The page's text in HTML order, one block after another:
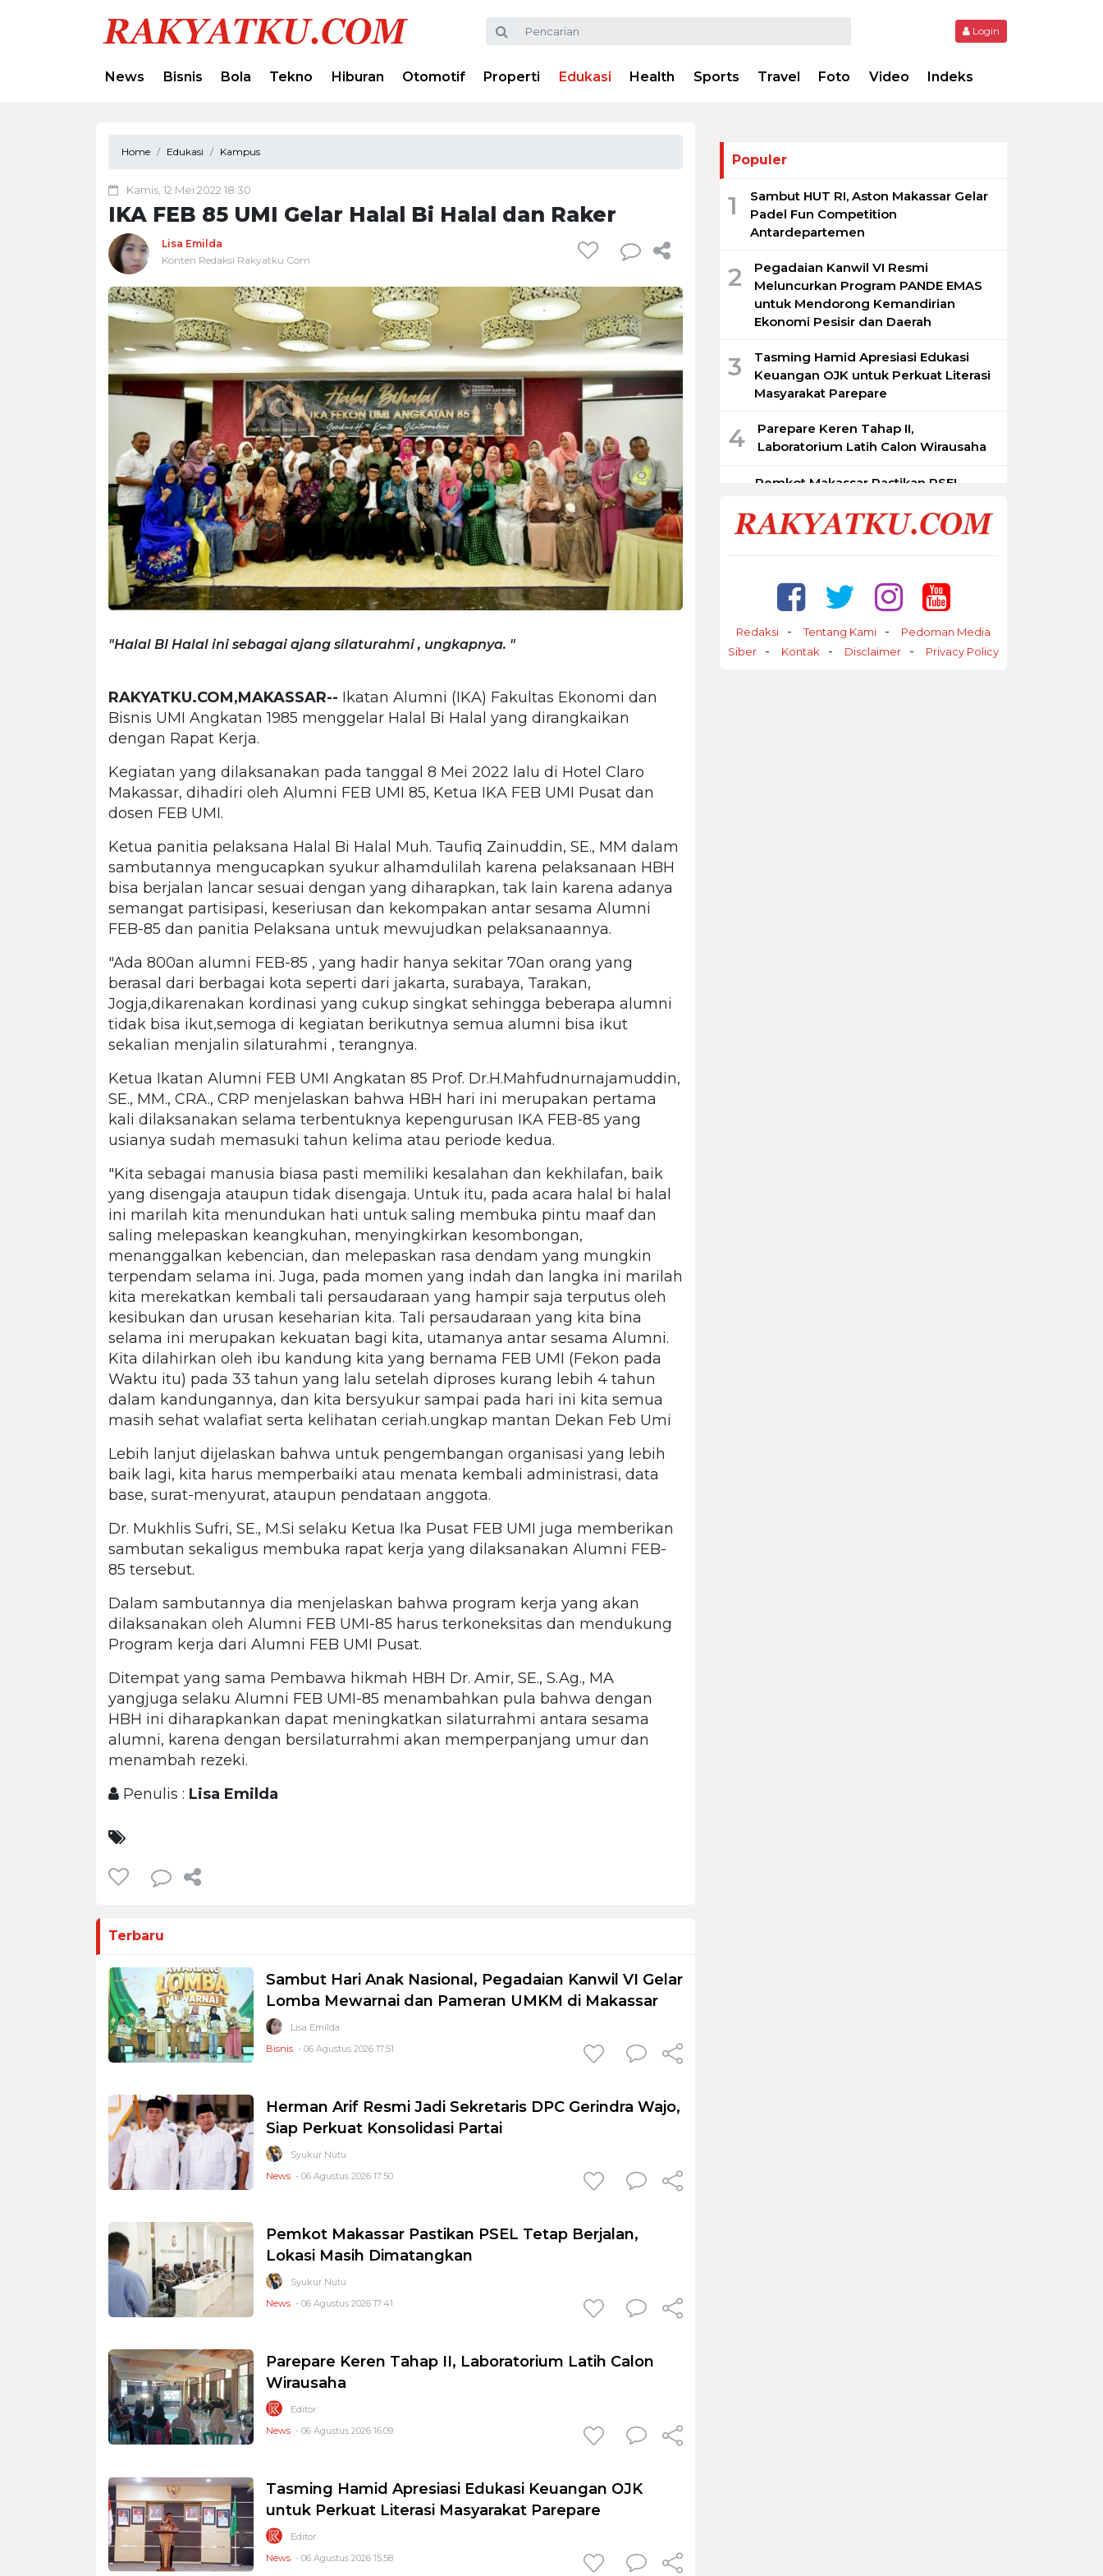
Login
News Bisnis Bola Tekno Hiburan Otomotif Properti Edukasi Health Sports Travel Foto Video Indeks
Home Edukasi Kampus
Kamis, 12 Mei 2022 18:30
IKA FEB 85 UMI Gelar Halal Bi Halal dan Raker
Lisa Emilda
Konten Redaksi Rakyatku.Com
"Halal BI Halal ini sebagai ajang silaturahmi , ungkapnya. "
RAKYATKU.COM,MAKASSAR-- Ikatan Alumni (IKA) Fakultas Ekonomi dan
Bisnis UMI Angkatan 1985 menggelar Halal Bi Halal yang dirangkaikan
dengan Rapat Kerja.
Kegiatan yang dilaksanakan pada tanggal 8 Mei 2022 lalu di Hotel Claro
Makassar, dihadiri oleh Alumni FEB UMI 85, Ketua IKA FEB UMI Pusat dan
dosen FEB UMI.
Ketua panitia pelaksana Halal Bi Halal Muh. Taufiq Zainuddin, SE., MM dalam
sambutannya mengucapkan syukur alhamdulilah karena pelaksanaan HBH
bisa berjalan lancar sesuai dengan yang diharapkan, tak lain karena adanya
semangat partisipasi, keseriusan dan kekompakan antar sesama Alumni
FEB-85 dan panitia Pelaksana untuk mewujudkan pelaksanaannya.
"Ada 800an alumni FEB-85 , yang hadir hanya sekitar 70an orang yang
berasal dari berbagai kota seperti dari jakarta, surabaya, Tarakan,
Jogja,dikarenakan kordinasi yang cukup singkat sehingga beberapa alumni
tidak bisa ikut,semoga di kegiatan berikutnya semua alumni bisa ikut
sekalian menjalin silaturahmi , terangnya.
Ketua Ikatan Alumni FEB UMI Angkatan 85 Prof. Dr.H.Mahfudnurnajamuddin,
SE., MM., CRA., CRP menjelaskan bahwa HBH hari ini merupakan pertama
kali dilaksanakan selama terbentuknya kepengurusan IKA FEB-85 yang
usianya sudah memasuki tahun kelima atau periode kedua.
"Kita sebagai manusia biasa pasti memiliki kesalahan dan kekhilafan, baik
yang disengaja ataupun tidak disengaja. Untuk itu, pada acara halal bi halal
ini marilah kita menundukan hati untuk saling membuka pintu maaf dan
saling melepaskan keangkuhan, menyingkirkan kesombongan,
menanggalkan kebencian, dan melepaskan rasa dendam yang mungkin
terpendam selama ini. Juga, pada momen yang indah dan langka ini marilah
kita merekatkan kembali tali persaudaraan yang hampir saja terputus oleh
kesibukan dan urusan keseharian kita. Tali persaudaraan yang kita bina
selama ini merupakan kekuatan bagi kita, utamanya antar sesama Alumni.
Kita dilahirkan oleh ibu kandung kita yang bernama FEB UMI (Fekon pada
Waktu itu) pada 33 tahun yang lalu setelah diproses kurang lebih 4 tahun
dalam kandungannya, dan kita bersyukur sampai pada hari ini kita semua
masih sehat walafiat serta kelihatan ceriah.ungkap mantan Dekan Feb Umi
Lebih lanjut dijelaskan bahwa untuk pengembangan organisasi yang lebih
baik lagi, kita harus memperbaiki atau menata kembali administrasi, data
base, surat-menyurat, ataupun pendataan anggota.
Dr. Mukhlis Sufri, SE., M.Si selaku Ketua Ika Pusat FEB UMI juga memberikan
sambutan sekaligus membuka rapat kerja yang dilaksanakan Alumni FEB-
85 tersebut.
Dalam sambutannya dia menjelaskan bahwa program kerja yang akan
dilaksanakan oleh Alumni FEB UMI-85 harus terkoneksitas dan mendukung
Program kerja dari Alumni FEB UMI Pusat.
Ditempat yang sama Pembawa hikmah HBH Dr. Amir, SE., S.Ag., MA
yangjuga selaku Alumni FEB UMI-85 menambahkan pula bahwa dengan
HBH ini diharapkankan dapat meningkatkan silaturrahmi antara sesama
alumni, karena dengan bersilaturrahmi akan memperpanjang umur dan
menambah rezeki.
Penulis : Lisa Emilda
Terbaru
Sambut Hari Anak Nasional, Pegadaian Kanwil VI Gelar
Lomba Mewarnai dan Pameran UMKM di Makassar
Lisa Emilda
Bisnis - 06 Agustus 2026 17:51
Herman Arif Resmi Jadi Sekretaris DPC Gerindra Wajo,
Siap Perkuat Konsolidasi Partai
Syukur Nutu
News - 06 Agustus 2026 17:50
Pemkot Makassar Pastikan PSEL Tetap Berjalan,
Lokasi Masih Dimatangkan
Syukur Nutu
News - 06 Agustus 2026 17:41
Parepare Keren Tahap II, Laboratorium Latih Calon
Wirausaha
Editor
News - 06 Agustus 2026 16:09
Tasming Hamid Apresiasi Edukasi Keuangan OJK
untuk Perkuat Literasi Masyarakat Parepare
Editor
News - 06 Agustus 2026 15:58
Populer
1
Sambut HUT RI, Aston Makassar Gelar
Padel Fun Competition
Antardepartemen
2
Pegadaian Kanwil VI Resmi
Meluncurkan Program PANDE EMAS
untuk Mendorong Kemandirian
Ekonomi Pesisir dan Daerah
3
Tasming Hamid Apresiasi Edukasi
Keuangan OJK untuk Perkuat Literasi
Masyarakat Parepare
4
Parepare Keren Tahap II,
Laboratorium Latih Calon Wirausaha
Pemkot Makassar Pastikan PSEL
Dimatangkan
Redaksi Tentang Kami
Pedoman Media
Siber
Kontak Disclaimer Privacy Policy